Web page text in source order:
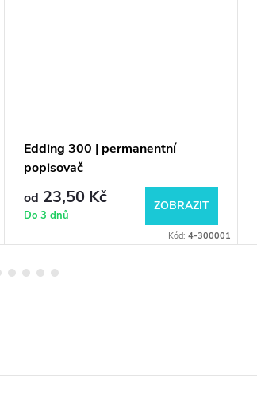
Edding 300 | permanentní
popisovač
od 23,50 Kč
Do 3 dnů
ZOBRAZIT
Kód: 4-300001